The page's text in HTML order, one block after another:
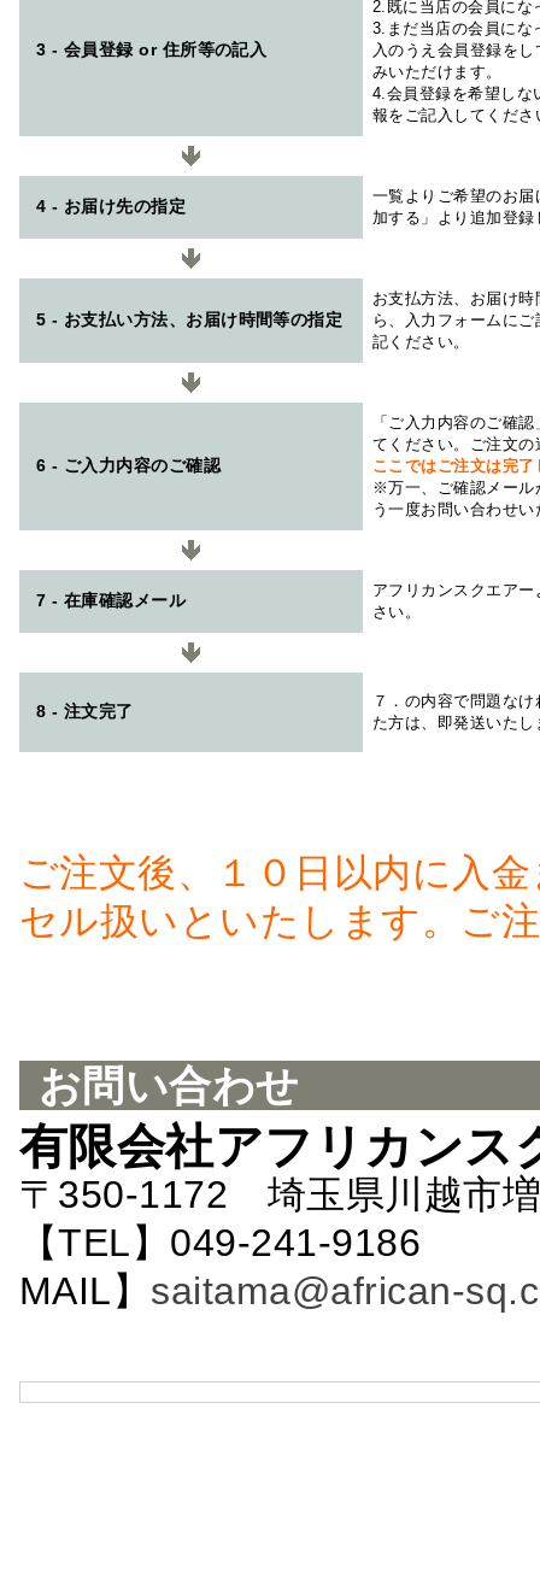
3 - 会員登録 or 住所等の記入
2.既に当店の会員にな
3.まだ当店の会員にな
入のうえ会員登録を
みいただけます。
4.会員登録を希望しな
報をご記入してくださ
4 - お届け先の指定
一覧よりご希望のお
加する」より追加登
5 - お支払い方法、お届け時間等の指定
お支払方法、お届け
ら、入力フォームに
記ください。
6 - ご入力内容のご確認
「ご入力内容のご確
てください。ご注文
ここではご注文は完
※万一、ご確認メール
う一度お問い合わせ
7 - 在庫確認メール
アフリカンスクエアー
さい。
8 - 注文完了
７．の内容で問題な
た方は、即発送いたし
ご注文後、１０日以内に入
セル扱いといたします。ご
お問い合わせ
有限会社アフリカンス
〒350-1172 埼玉県川越市
【TEL】049-241-
MAIL】 saitama@african-